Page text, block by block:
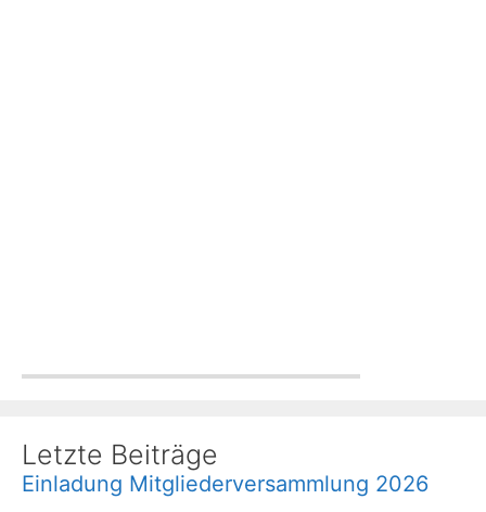
Letzte Beiträge
Einladung Mitgliederversammlung 2026